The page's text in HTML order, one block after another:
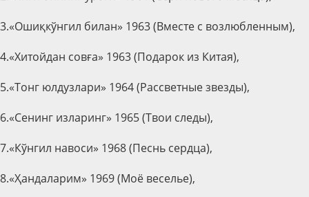
3.«Ошиқкўнгил билан» 1963 (Вместе с возлюбленным),
4.«Хитойдан совға» 1963 (Подарок из Китая),
5.«Тонг юлдузлари» 1964 (Рассветные звезды),
6.«Сенинг изларинг» 1965 (Твои следы),
7.«Кўнгил навоси» 1968 (Песнь сердца),
8.«Ҳандаларим» 1969 (Моё веселье),